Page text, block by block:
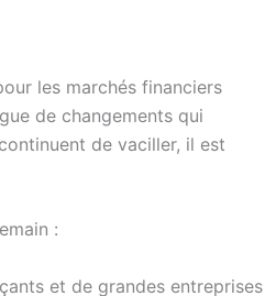
les marchés financiers
de changements qui
de vaciller, il est
:
et de grandes entreprises